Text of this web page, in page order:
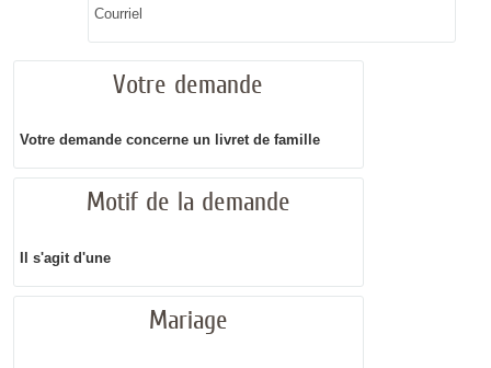
Courriel
Votre demande
Votre demande concerne un livret de famille
Motif de la demande
Il s'agit d'une
Mariage